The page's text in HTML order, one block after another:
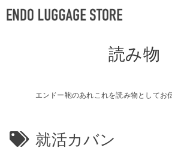
誕生日プレゼント
読み物
エンドー鞄のあれこれを読み物としてお
就活カバン